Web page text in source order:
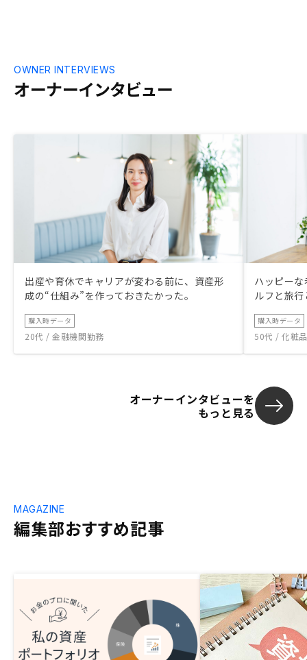
オーナーインタビュー
OWNER INTERVIEWS
出産や育休でキャリアが変わる前に、資産形
成の“仕組み”を作っておきたかった。
購入時データ
20代 / 金融機関勤務
ハッピー
ルフと旅
購入時データ
50代 / 化粧
オーナーインタビューを
もっと見る
編集部おすすめ記事
MAGAZINE